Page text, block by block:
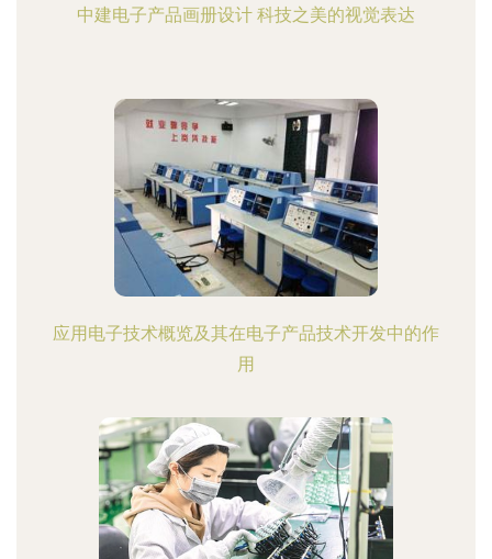
中建电子产品画册设计 科技之美的视觉表达
应用电子技术概览及其在电子产品技术开发中的作
用